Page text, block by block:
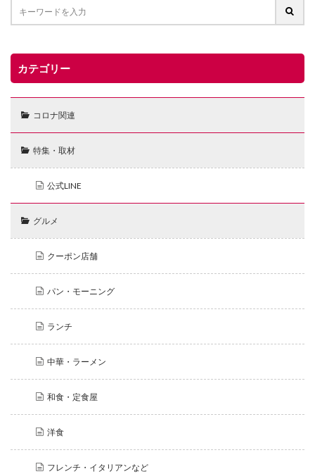
カテゴリー
コロナ関連
特集・取材
公式LINE
グルメ
クーポン店舗
パン・モーニング
ランチ
中華・ラーメン
和食・定食屋
洋食
フレンチ・イタリアンなど